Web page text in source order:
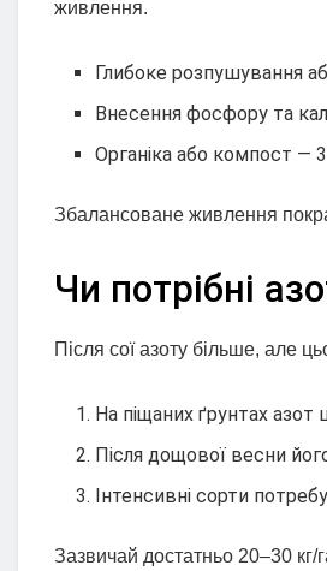
живлення.
Глибоке розпушування
Внесення фосфору та
Органіка або компост —
Збалансоване живлення
Чи потрібні
Після сої азоту більше, але
На піщаних ґрунтах
Після дощової весни
Інтенсивні сорти
Зазвичай достатньо 20–30 кг/